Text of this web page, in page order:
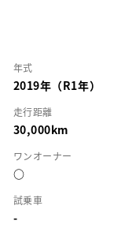
年式
2019年（R1年）
走行距離
30,000km
ワンオーナー
○
試乗車
-